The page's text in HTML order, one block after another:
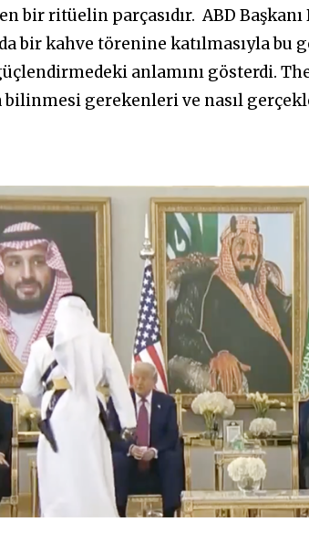
bir ritüelin parçasıdır. ABD
bir kahve törenine katılmasıyla bu
anlamını gösterdi.
gerekenleri ve nasıl